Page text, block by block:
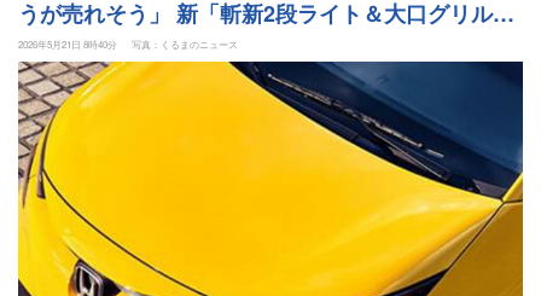
うが売れそう」 新「斬新2段ライト＆大口グリル」
採用の新たな「“若者向け車”」 中国市場新モデル
が話題に
2026年5月21日 8時40分 写真：くるまのニュース